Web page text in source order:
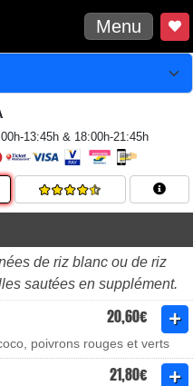
Menu
13:45h & 18:00h-21:45h
de riz blanc ou de riz
sautées en supplément.
20,60€
poivrons rouges et verts
21,80€